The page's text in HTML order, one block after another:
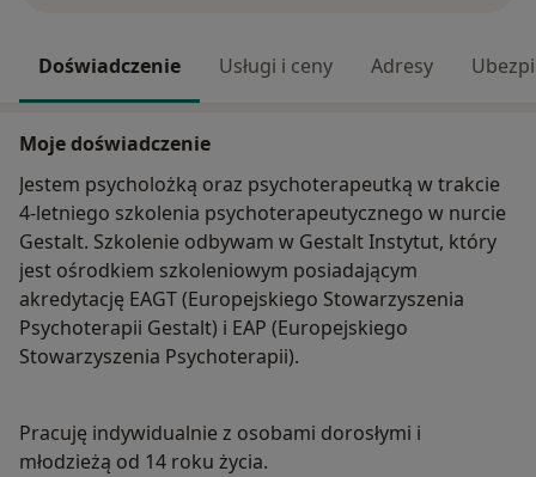
Doświadczenie Usługi i ceny Adresy
Moje doświadczenie
Jestem psycholożką oraz psychoterapeutką w trakcie
4-letniego szkolenia psychoterapeutycznego w nurcie
Gestalt. Szkolenie odbywam w Gestalt Instytut, który
jest ośrodkiem szkoleniowym posiadającym
akredytację EAGT (Europejskiego Stowarzyszenia
Psychoterapii Gestalt) i EAP (Europejskiego
Stowarzyszenia Psychoterapii).
Pracuję indywidualnie z osobami dorosłymi i
młodzieżą od 14 roku życia.